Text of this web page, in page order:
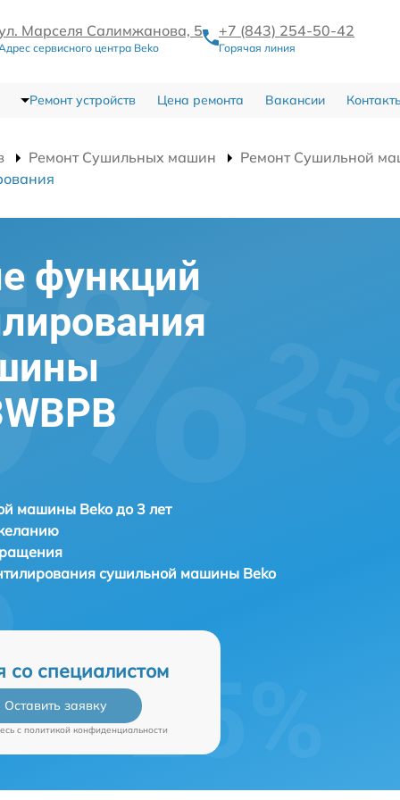
Марселя Салимжанова, 5
сервисного центра Beko
+7 (843) 254-50-42
Горячая линия
Ремонт устройств Цена ремонта Вакансии
Ремонт Сушильных машин
Ремонт Сушильной
функций
машины Beko до 3 лет
сушильной машины Beko
со специалистом
Оставить заявку
c политикой конфиденциальности